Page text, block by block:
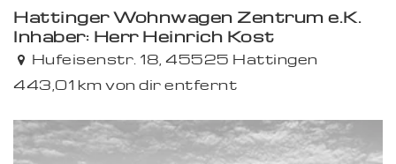
Hattinger Wohnwagen Zentrum e.K.
Inhaber: Herr Heinrich Kost
Hufeisenstr. 18, 45525 Hattingen
443,01 km von dir entfernt